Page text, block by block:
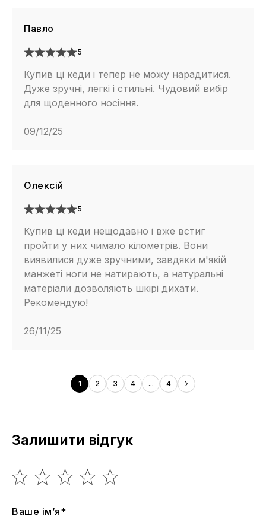
Павло
5
Купив ці кеди і тепер не можу нарадитися.
Дуже зручні, легкі і стильні. Чудовий вибір
для щоденного носіння.
09/12/25
Олексій
5
Купив ці кеди нещодавно і вже встиг
пройти у них чимало кілометрів. Вони
виявилися дуже зручними, завдяки м'якій
манжеті ноги не натирають, а натуральні
матеріали дозволяють шкірі дихати.
Рекомендую!
26/11/25
1 2 3 4 ... 4
Залишити відгук
Ваше ім’я*